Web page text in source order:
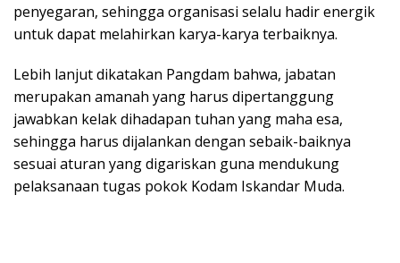
penyegaran, sehingga organisasi selalu hadir energik
untuk dapat melahirkan karya-karya terbaiknya.
Lebih lanjut dikatakan Pangdam bahwa, jabatan
merupakan amanah yang harus dipertanggung
jawabkan kelak dihadapan tuhan yang maha esa,
sehingga harus dijalankan dengan sebaik-baiknya
sesuai aturan yang digariskan guna mendukung
pelaksanaan tugas pokok Kodam Iskandar Muda.